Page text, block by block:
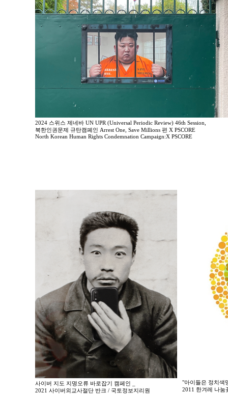
2024 스위스 제네바 UN UPR (Universal Periodic Review) 46th Session,
북한인권문제 규탄캠페인 Arrest One, Save Millions 편 X PSCORE
North Korean Human Rights Condemnation Campaign:X PSCORE
사이버 지도 지명오류 바로잡기 캠페인 _
2021 사이버외교사절단 반크 / 국토정보지리원
"아이들은 정치색
2011 한겨레 나눔